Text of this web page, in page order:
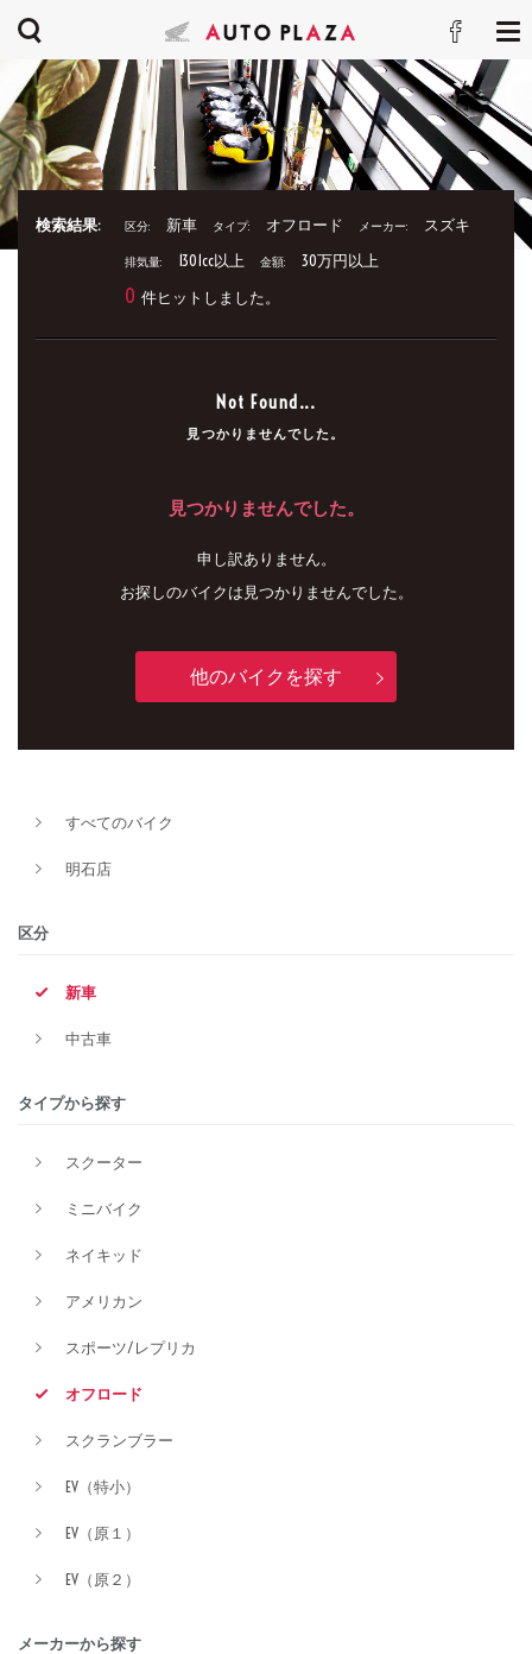
検索結果: 区分: 新車 タイプ: オフロード メーカー: スズキ
排気量: 1301cc以上 金額: 30万円以上
0 件ヒットしました。
Not Found...
見つかりませんでした。
見つかりませんでした。
申し訳ありません。
お探しのバイクは見つかりませんでした。
他のバイクを探す
すべてのバイク
明石店
区分
新車
中古車
タイプから探す
スクーター
ミニバイク
ネイキッド
アメリカン
スポーツ/レプリカ
オフロード
スクランブラー
EV（特小）
EV（原１）
EV（原２）
メーカーから探す
新車
タイプ
価格